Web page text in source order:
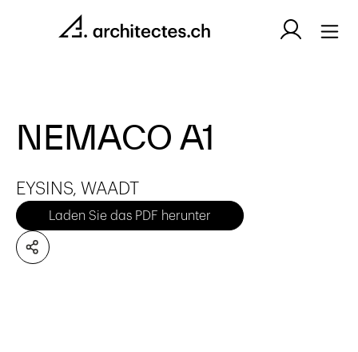
NEMACO A1
EYSINS, WAADT
Laden Sie das PDF herunter